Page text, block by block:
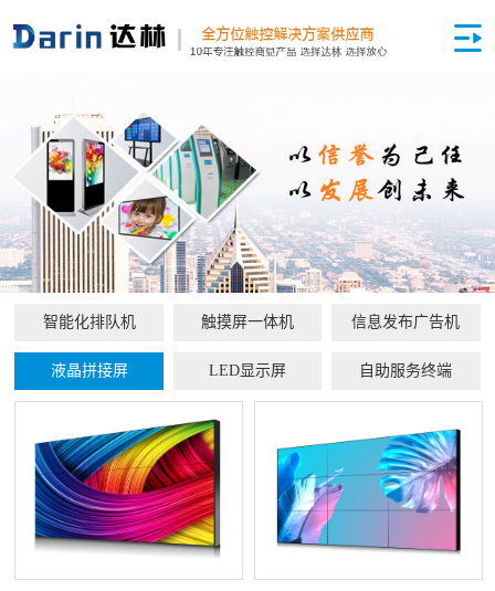
智能化排队机 触摸屏一体机 信息发布广告机
液晶拼接屏 LED显示屏 自助服务终端